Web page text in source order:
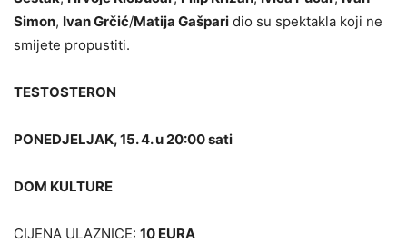
Simon, Ivan Grčić/Matija Gašpari dio su spektakla koji ne
smijete propustiti.
TESTOSTERON
PONEDJELJAK, 15. 4. u 20:00 sati
DOM KULTURE
CIJENA ULAZNICE: 10 EURA